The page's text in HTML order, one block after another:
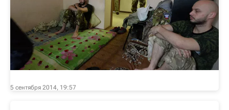
5 сентября 2014, 19:57